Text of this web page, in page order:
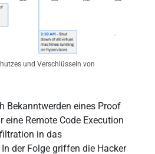
und Verschlüsseln von
Bekanntwerden eines Proof
eine Remote Code Execution
in das
der Folge griffen die Hacker